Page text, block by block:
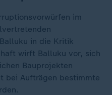
im
in die Kritik
wirft Balluku vor, sich
Bauprojekten
bei Aufträgen bestimmte